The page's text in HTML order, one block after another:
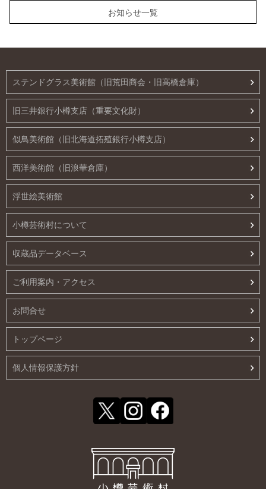
お知らせ一覧
ステンドグラス美術館（旧荒田商会・旧高橋倉庫）
旧三井銀行小樽支店（重要文化財）
似鳥美術館（旧北海道拓殖銀行小樽支店）
西洋美術館（旧浪華倉庫）
浮世絵美術館
小樽芸術村について
収蔵品データベース
ご利用案内・アクセス
お問合せ
トップページ
個人情報保護方針